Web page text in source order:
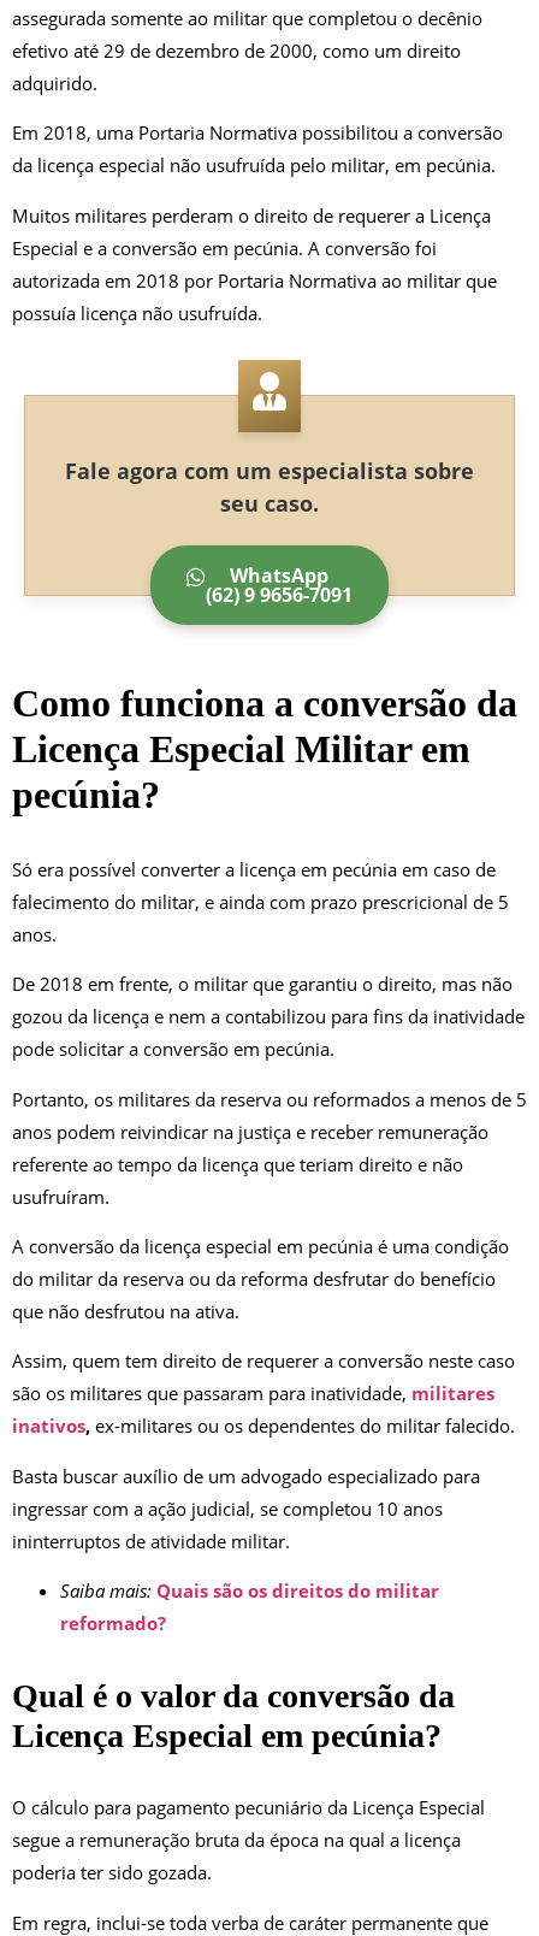
assegurada somente ao militar que completou o decênio
efetivo até 29 de dezembro de 2000, como um direito
adquirido.
Em 2018, uma Portaria Normativa possibilitou a conversão
da licença especial não usufruída pelo militar, em pecúnia.
Muitos militares perderam o direito de requerer a Licença
Especial e a conversão em pecúnia. A conversão foi
autorizada em 2018 por Portaria Normativa ao militar que
possuía licença não usufruída.
Fale agora com um especialista sobre
seu caso.
WhatsApp
(62) 9 9656-7091
Como funciona a conversão da
Licença Especial Militar em
pecúnia?
Só era possível converter a licença em pecúnia em caso de
falecimento do militar, e ainda com prazo prescricional de 5
anos.
De 2018 em frente, o militar que garantiu o direito, mas não
gozou da licença e nem a contabilizou para fins da inatividade
pode solicitar a conversão em pecúnia.
Portanto, os militares da reserva ou reformados a menos de 5
anos podem reivindicar na justiça e receber remuneração
referente ao tempo da licença que teriam direito e não
usufruíram.
A conversão da licença especial em pecúnia é uma condição
do militar da reserva ou da reforma desfrutar do benefício
que não desfrutou na ativa.
Assim, quem tem direito de requerer a conversão neste caso
são os militares que passaram para inatividade, militares
inativos, ex-militares ou os dependentes do militar falecido.
Basta buscar auxílio de um advogado especializado para
ingressar com a ação judicial, se completou 10 anos
ininterruptos de atividade militar.
Saiba mais: Quais são os direitos do militar
reformado?
Qual é o valor da conversão da
Licença Especial em pecúnia?
O cálculo para pagamento pecuniário da Licença Especial
segue a remuneração bruta da época na qual a licença
poderia ter sido gozada.
Em regra, inclui-se toda verba de caráter permanente que